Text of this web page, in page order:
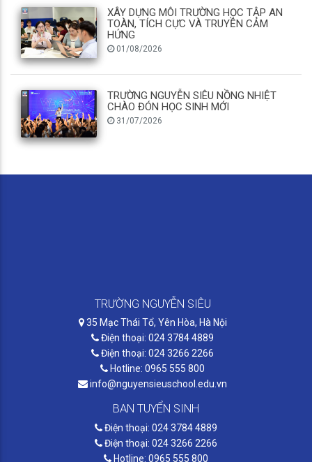
XÂY DỰNG MÔI TRƯỜNG HỌC TẬP AN
TOÀN, TÍCH CỰC VÀ TRUYỀN CẢM
HỨNG
01/08/2026
TRƯỜNG NGUYỄN SIÊU NỒNG NHIỆT
CHÀO ĐÓN HỌC SINH MỚI
31/07/2026
TRƯỜNG NGUYỄN SIÊU
35 Mạc Thái Tổ, Yên Hòa, Hà Nội
Điện thoại: 024 3784 4889
Điện thoại: 024 3266 2266
Hotline: 0965 555 800
info@nguyensieuschool.edu.vn
BAN TUYỂN SINH
Điện thoại: 024 3784 4889
Điện thoại: 024 3266 2266
Hotline: 0965 555 800